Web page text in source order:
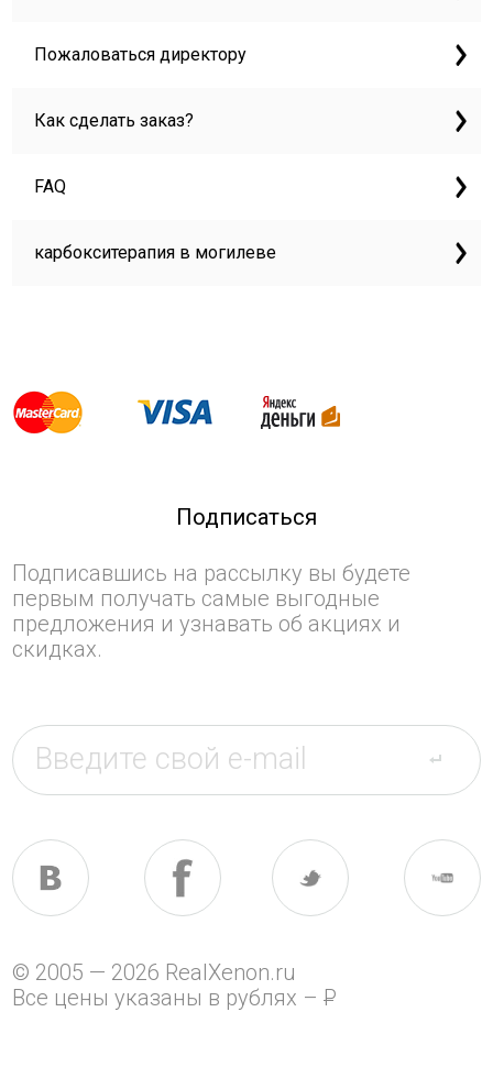
Пожаловаться директору
Как сделать заказ?
FAQ
карбокситерапия в могилеве
Подписаться
Подписавшись на рассылку вы будете
первым получать самые выгодные
предложения и узнавать об акциях и
скидках.
© 2005 — 2026 RealXenon.ru
Все цены указаны в рублях –P